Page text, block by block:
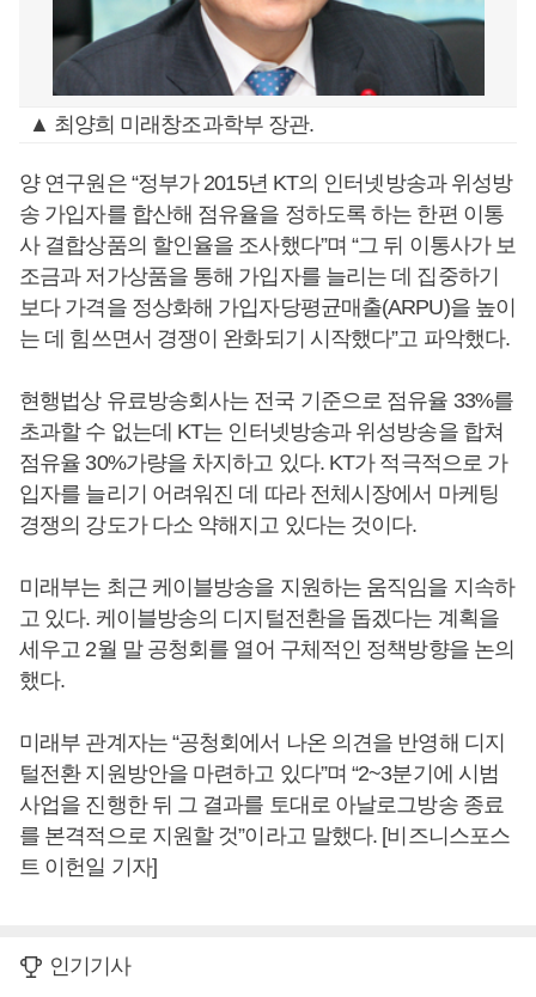
▲ 최양희 미래창조과학부 장관.
양 연구원은 “정부가 2015년 KT의 인터넷방송과 위성방
송 가입자를 합산해 점유율을 정하도록 하는 한편 이통
사 결합상품의 할인율을 조사했다”며 “그 뒤 이통사가 보
조금과 저가상품을 통해 가입자를 늘리는 데 집중하기
보다 가격을 정상화해 가입자당평균매출(ARPU)을 높이
는 데 힘쓰면서 경쟁이 완화되기 시작했다”고 파악했다.
현행법상 유료방송회사는 전국 기준으로 점유율 33%를
초과할 수 없는데 KT는 인터넷방송과 위성방송을 합쳐
점유율 30%가량을 차지하고 있다. KT가 적극적으로 가
입자를 늘리기 어려워진 데 따라 전체시장에서 마케팅
경쟁의 강도가 다소 약해지고 있다는 것이다.
미래부는 최근 케이블방송을 지원하는 움직임을 지속하
고 있다. 케이블방송의 디지털전환을 돕겠다는 계획을
세우고 2월 말 공청회를 열어 구체적인 정책방향을 논의
했다.
미래부 관계자는 “공청회에서 나온 의견을 반영해 디지
털전환 지원방안을 마련하고 있다”며 “2~3분기에 시범
사업을 진행한 뒤 그 결과를 토대로 아날로그방송 종료
를 본격적으로 지원할 것”이라고 말했다. [비즈니스포스
트 이헌일 기자]
인기기사